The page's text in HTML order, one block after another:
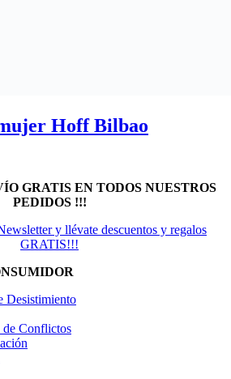
Hoff Bilbao
GRATIS EN TODOS NUESTROS
PEDIDOS !!!
y llévate descuentos y regalos
GRATIS!!!
Desistimiento
Conflictos